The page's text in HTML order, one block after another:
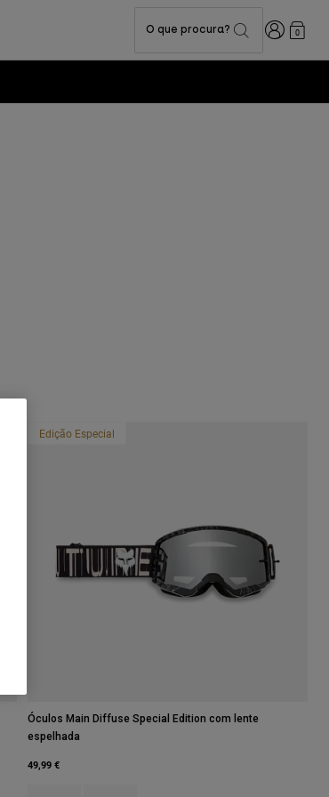
O que procura? Iniciar0
Edição Especial
Óculos Main Diffuse Special Edition com lente
espelhada
49,99 €